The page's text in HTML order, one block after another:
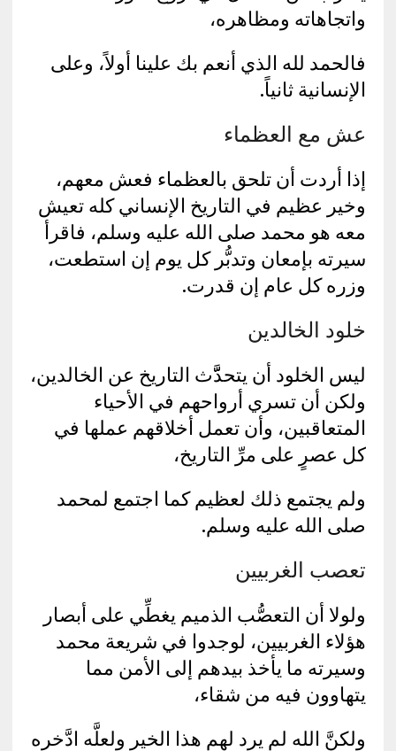
واتجاهاته ومظاهره،
فالحمد لله الذي أنعم بك علينا أولاً، وعلى
الإنسانية ثانياً.
عش مع العظماء
إذا أردت أن تلحق بالعظماء فعش معهم،
وخير عظيم في التاريخ الإنساني كله تعيش
معه هو محمد صلى الله عليه وسلم، فاقرأ
سيرته بإمعان وتدبُّر كل يوم إن استطعت،
وزره كل عام إن قدرت.
خلود الخالدين
ليس الخلود أن يتحدَّّث التاريخ عن الخالدين،
ولكن أن تسري أرواحهم في الأحياء
المتعاقبين، وأن تعمل أخلاقهم عملها في
كل عصرٍ على مرِّ التاريخ،
ولم يجتمع ذلك لعظيم كما اجتمع لمحمد
صلى الله عليه وسلم.
تعصب الغربيين
ولولا أن التعصُّب الذميم يغطِّي على أبصار
هؤلاء الغربيين، لوجدوا في شريعة محمد
وسيرته ما يأخذ بيدهم إلى الأمن مما
يتهاوون فيه من شقاء،
ولكنَّ الله لم يرد لهم هذا الخير ولعلَّه ادَّخره